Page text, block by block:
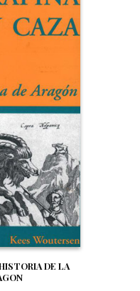
DE LA